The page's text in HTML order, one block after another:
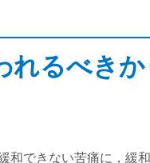
れるべき
和できない苦痛に，緩